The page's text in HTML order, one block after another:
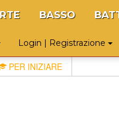
BASSO
Login | Registrazione
PER INIZIARE